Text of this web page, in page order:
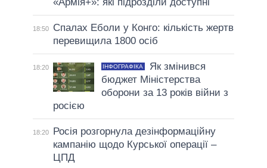
18:50
Спалах Еболи у Конго: кількість жертв
перевищила 1800 осіб
18:20 ІНФОГРАФІКА
Як змінився
бюджет Міністерства
оборони за 13 років війни з
росією
18:20
Росія розгорнула дезінформаційну
кампанію щодо Курської операції –
ЦПД